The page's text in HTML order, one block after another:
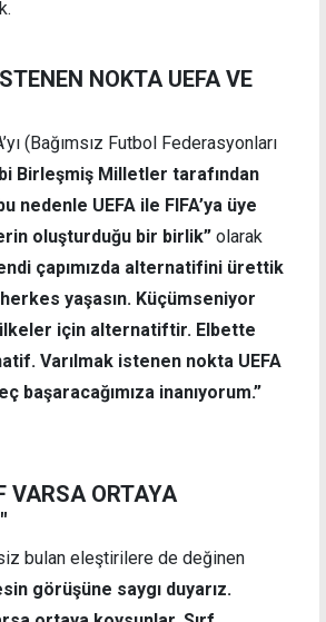
NOKTA UEFA VE
(Bağımsız Futbol Federasyonları
Birleşmiş Milletler tarafından
nedenle UEFA ile FIFA’ya üye
oluşturduğu bir birlik” olarak
çapımızda alternatifini ürettik
yaşasın. Küçümseniyor
için alternatiftir. Elbette
Varılmak istenen nokta UEFA
başaracağımıza inanıyorum.”
VARSA ORTAYA
bulan eleştirilere de değinen
görüşüne saygı duyarız.